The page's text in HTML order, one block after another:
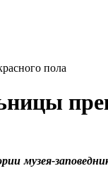
пола
музея-